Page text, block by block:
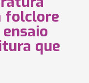
folclore
que